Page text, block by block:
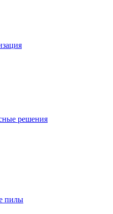
решения
пилы